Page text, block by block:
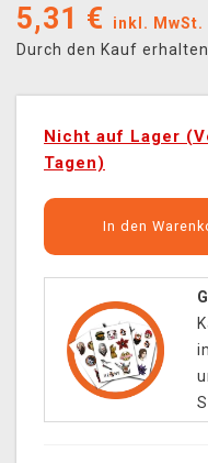
5,31 €
inkl. MwSt.
Durch den Kauf
Nicht auf Lager
Tagen)
In den